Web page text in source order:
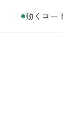
動くコー